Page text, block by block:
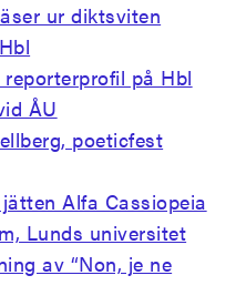
ur diktsviten
på Hbl
ÅU
poeticfest
Alfa Cassiopeia
Lunds universitet
av “Non, je ne